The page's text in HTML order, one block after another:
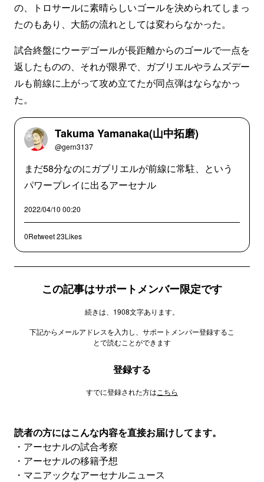
の、トロサールに素晴らしいゴールを決められてしまっ
たのもあり、大筋の流れとしては変わらなかった。
試合終盤にウーデゴールが長距離からのゴールで一点を
返したものの、それが限界で、ガブリエルやラムズデー
ルも前線に上がって攻め立てたが同点弾はならなかっ
た。
Takuma Yamanaka(山中拓磨)
@gern3137
まだ58分なのにガブリエルが前線に常駐、という
パワープレイに出るアーセナル
2022/04/10 00:20
0Retweet23Likes
この記事はサポートメンバー限定です
続きは、1908文字あります。
下記からメールアドレスを入力し、サポートメンバー登録するこ
とで読むことができます
登録する
すでに登録された方は こちら
読者の方にはこんな内容を直接お届けしてます。
・アーセナルの試合考察
・アーセナルの移籍予想
・マニアックなアーセナルニュース